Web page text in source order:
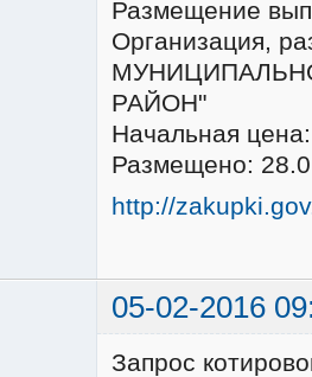
Размещение
Организация,
РАЙОН"
Начальная
Размещено:
http://
05-02-2016
Запрос